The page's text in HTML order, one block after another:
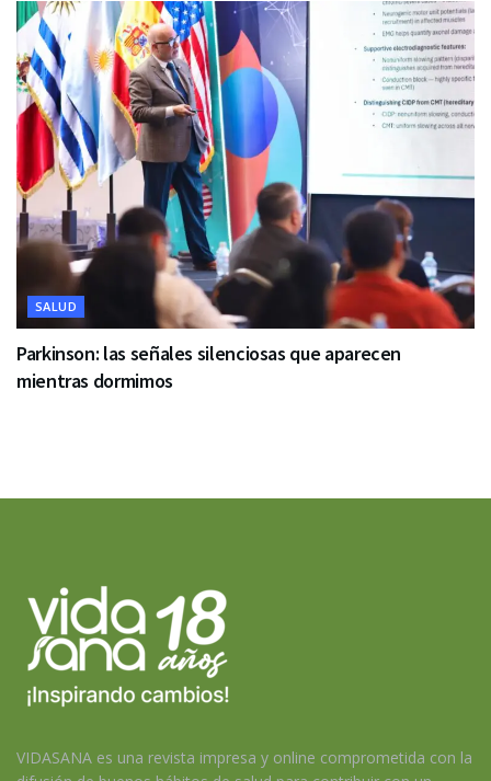
SALUD
Parkinson: las señales silenciosas que aparecen
mientras dormimos
VIDASANA es una revista impresa y online comprometida con la